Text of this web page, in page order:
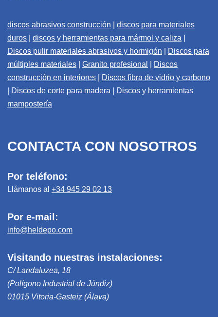
discos abrasivos construcción
discos para materiales
duros
discos y herramientas para mármol y caliza
Discos pulir materiales abrasivos y hormigón
Discos para
múltiples materiales
Granito profesional
Discos
construcción en interiores
Discos fibra de vidrio y carbono
Discos de corte para madera
Discos y herramientas
mampostería
CONTACTA CON NOSOTROS
Por teléfono:
Llámanos al +34 945 29 02 13
Por e-mail:
info@heldepo.com
Visitando nuestras instalaciones:
C/ Landaluzea, 18
(Polígono Industrial de Júndiz)
01015 Vitoria-Gasteiz (Álava)